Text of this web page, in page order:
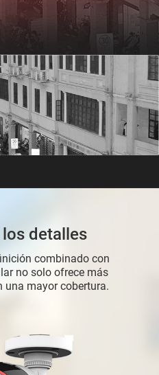
detalles
combinado con
no solo ofrece más
una mayor cobertura.